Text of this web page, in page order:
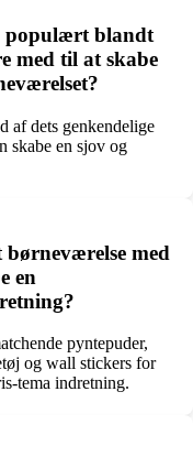
populært blandt
med til at skabe
af dets genkendelige
skabe en sjov og
med
en
pyntepuder,
og wall stickers for
tema indretning.